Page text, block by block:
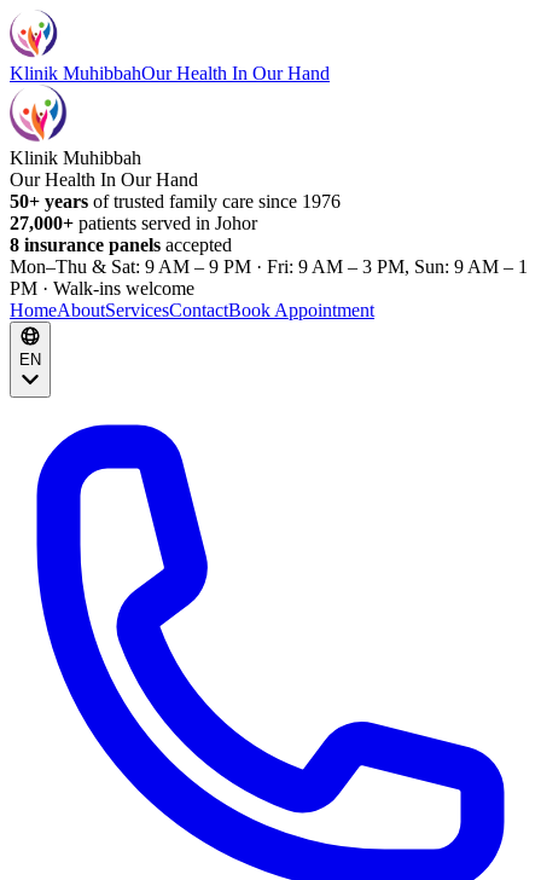
Klinik MuhibbahOur Health In Our Hand
Klinik Muhibbah
Our Health In Our Hand
50+ years of trusted family care since 1976
27,000+ patients served in Johor
8 insurance panels accepted
Mon–Thu & Sat: 9 AM – 9 PM · Fri: 9 AM – 3 PM, Sun: 9 AM – 1
PM · Walk-ins welcome
HomeAboutServicesContactBook Appointment
EN